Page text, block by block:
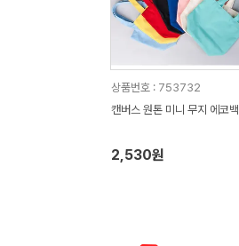
상품번호 : 753732
캔버스 원톤 미니 무지 에코백
2,530원